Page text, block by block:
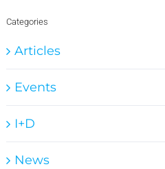
Categories
Articles
Events
I+D
News